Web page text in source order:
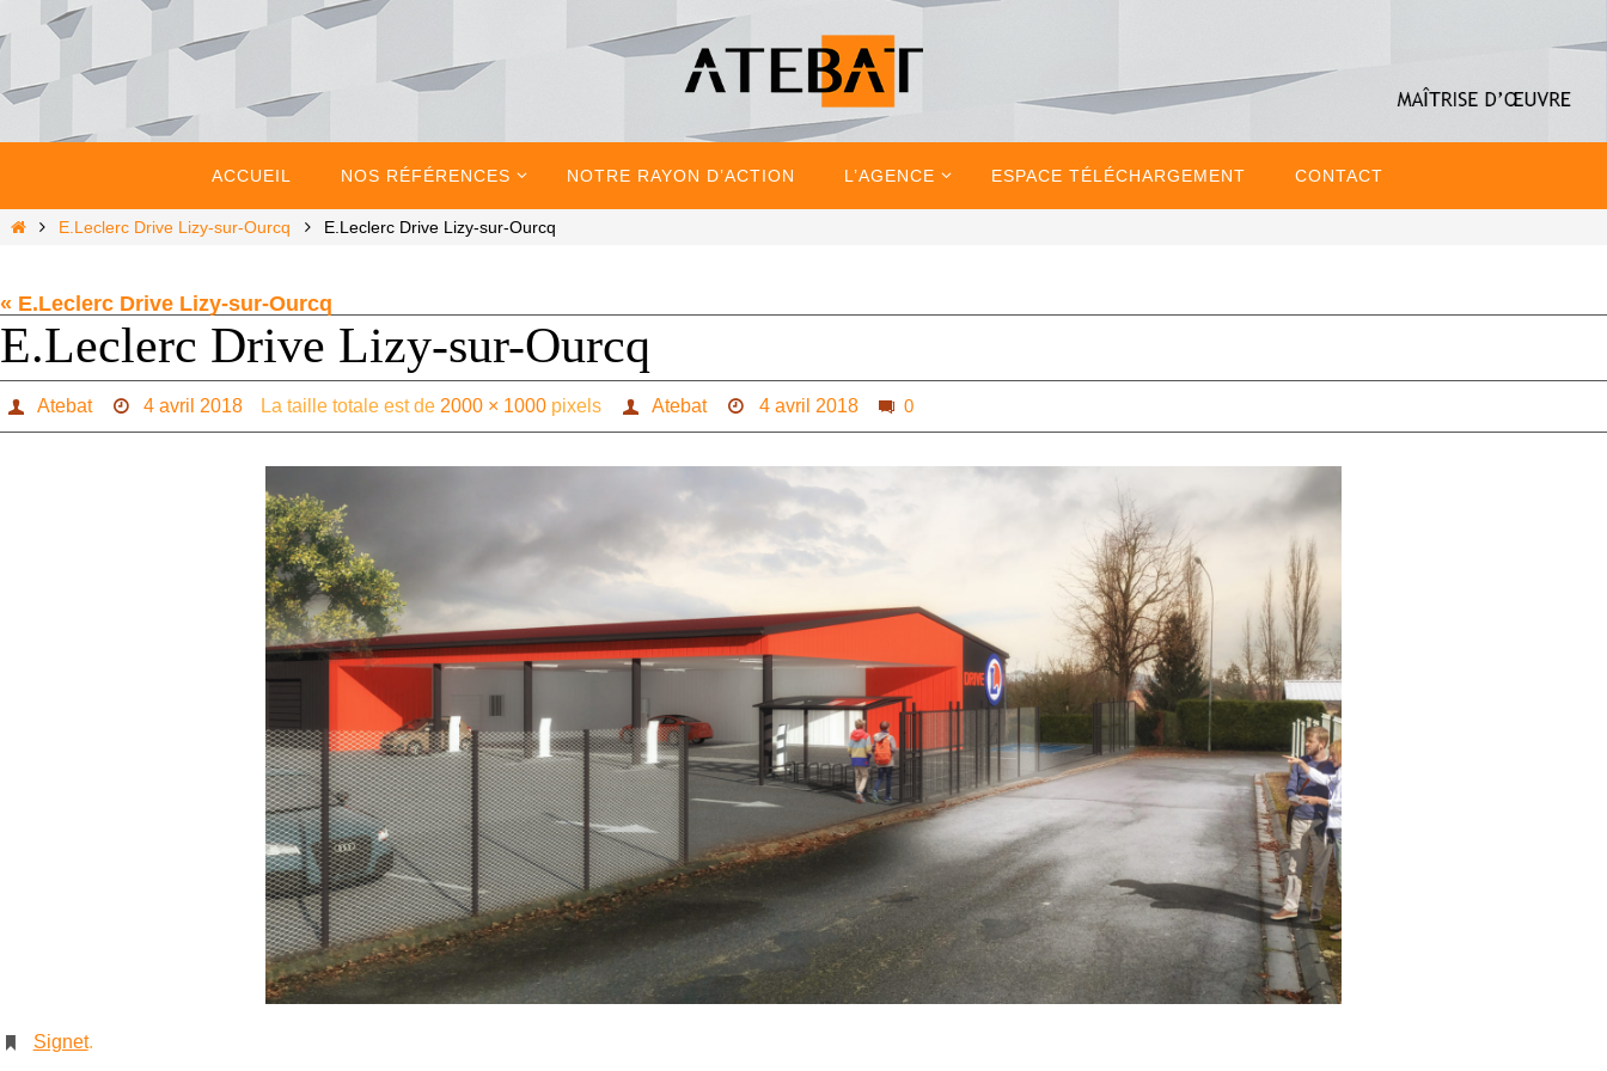
Passer
vers
le
contenu
ACCUEIL NOS RÉFÉRENCES NOTRE RAYON D’ACTION L’AGENCE ESPACE TÉLÉCHARGEMENT CONTACT
HomeE.Leclerc Drive Lizy-sur-Ourcq E.Leclerc Drive Lizy-sur-Ourcq
« E.Leclerc Drive Lizy-sur-Ourcq
E.Leclerc Drive Lizy-sur-Ourcq
Atebat 4 avril 2018 La taille totale est de 2000 × 1000 pixels Atebat 4 avril 2018 0
Signet.